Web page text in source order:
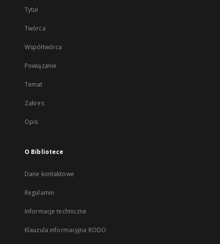
Tytuł
Twórca
Współtwórca
Powiązanie
Temat
Zakres
Opis
O Bibliotece
Dane kontaktowe
Regulamin
Informacje techniczne
Klauzula informacyjna RODO